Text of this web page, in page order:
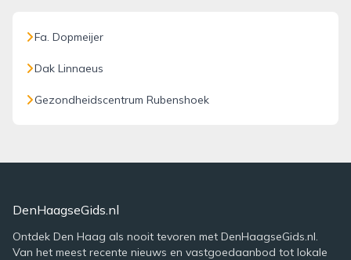
Fa. Dopmeijer
Dak Linnaeus
Gezondheidscentrum Rubenshoek
DenHaagseGids.nl
Ontdek Den Haag als nooit tevoren met DenHaagseGids.nl.
Van het meest recente nieuws en vastgoedaanbod tot lokale